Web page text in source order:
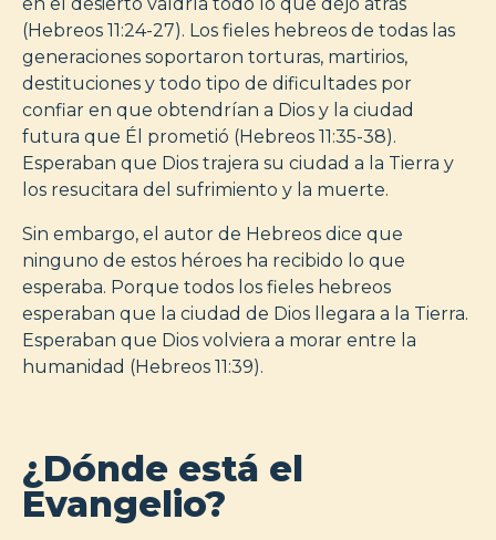
(Hebreos 11:24-27). Los fieles hebreos de todas las
generaciones soportaron torturas, martirios,
destituciones y todo tipo de dificultades por
confiar en que obtendrían a Dios y la ciudad
futura que Él prometió (Hebreos 11:35-38).
Esperaban que Dios trajera su ciudad a la Tierra y
los resucitara del sufrimiento y la muerte.
Sin embargo, el autor de Hebreos dice que
ninguno de estos héroes ha recibido lo que
esperaba. Porque todos los fieles hebreos
esperaban que la ciudad de Dios llegara a la Tierra.
Esperaban que Dios volviera a morar entre la
humanidad (Hebreos 11:39).
¿Dónde está el
Evangelio?